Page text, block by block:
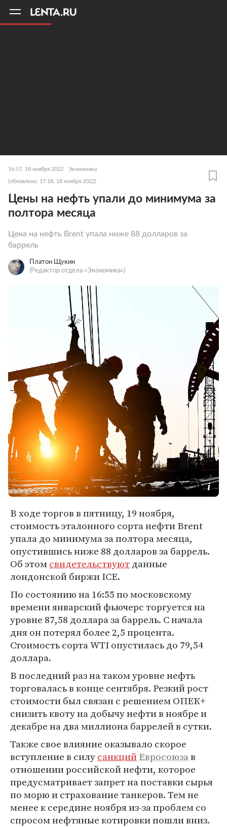
16:57, 18 ноября 2022 Экономика
(обновлено: 17:18, 18 ноября 2022)
Цены на нефть упали до минимума за
полтора месяца
Цена на нефть Brent упала ниже 88 долларов за
баррель
Платон Щукин
(Редактор отдела «Экономика»)
В ходе торгов в пятницу, 19 ноября,
стоимость эталонного сорта нефти Brent
упала до минимума за полтора месяца,
опустившись ниже 88 долларов за баррель.
Об этомсвидетельствуютданные
лондонской биржи ICE.
По состоянию на 16:55 по московскому
времени январский фьючерс торгуется на
уровне 87,58 доллара за баррель. С начала
дня он потерял более 2,5 процента.
Стоимость сорта WTI опустилась до 79,54
доллара.
В последний раз на таком уровне нефть
торговалась в конце сентября. Резкий рост
стоимости был связан с решением ОПЕК+
снизить квоту на добычу нефти в ноябре и
декабре на два миллиона баррелей в сутки.
Также свое влияние оказывало скорое
вступление в силусанкцийЕвросоюзав
отношении российской нефти, которое
предусматривает запрет на поставки сырья
по морю и страхование танкеров. Тем не
менее к середине ноября из-за проблем со
спросом нефтяные котировки пошли вниз.